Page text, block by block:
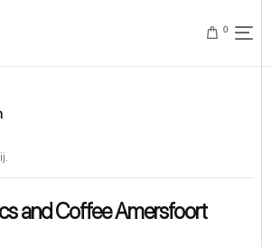
0
and Coffee Amersfoort